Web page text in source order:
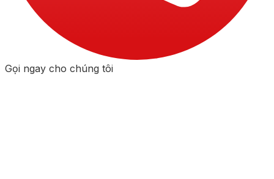
Gọi ngay cho chúng tôi